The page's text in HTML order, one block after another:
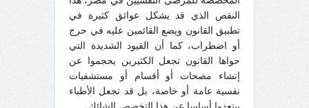
النقص الذي قد يشكل عوائق كثيرة في
تطبيق القانون ويضع القائمين عليه في حرج
أو اضطراب، كما أن القيود الشديدة التي
حواها القانون تجعل الكثيرين يحجموا عن
إنشاء مصحات أو أقسام أو مستشفيات
نفسية عامة أو خاصة، بل قد تجعل الأطباء